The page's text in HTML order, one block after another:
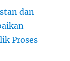
dan
Proses